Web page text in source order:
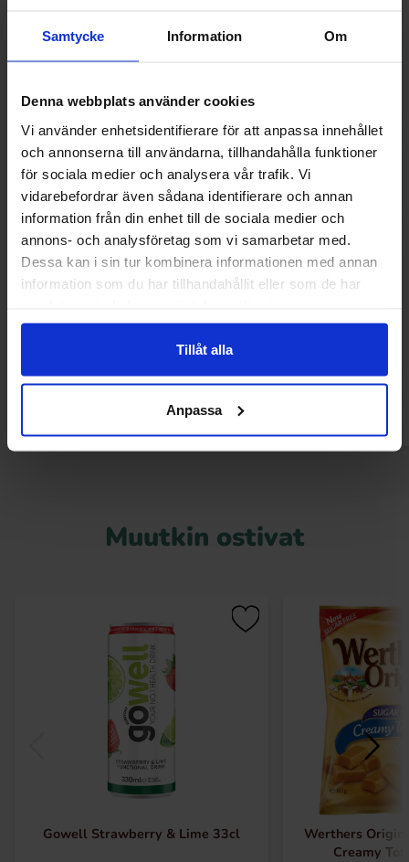
Samtycke Information Om
Denna webbplats använder cookies
Vi använder enhetsidentifierare för att anpassa innehållet
och annonserna till användarna, tillhandahålla funktioner
för sociala medier och analysera vår trafik. Vi
vidarebefordrar även sådana identifierare och annan
information från din enhet till de sociala medier och
annons- och analysföretag som vi samarbetar med.
Dessa kan i sin tur kombinera informationen med annan
information som du har tillhandahållit eller som de har
Tillåt alla
Anpassa
1 EUR
Osta
Muutkin ostivat
Gowell Strawberry & Lime 33cl
Werthers
Creamy